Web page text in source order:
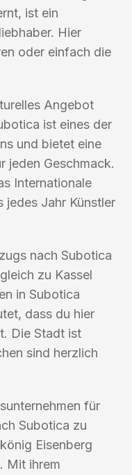
ist ein
Hier
oder einfach die
Angebot
ist eines der
und bietet eine
jeden Geschmack.
Internationale
jedes Jahr Künstler
nach Subotica
zu Kassel
in Subotica
dass du hier
Die Stadt ist
sind herzlich
für
Subotica zu
Eisenberg
Mit ihrem